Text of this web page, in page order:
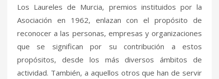
Los Laureles de Murcia, premios instituidos por la
Asociación en 1962, enlazan con el propósito de
reconocer a las personas, empresas y organizaciones
que se significan por su contribución a estos
propósitos, desde los más diversos ámbitos de
actividad. También, a aquellos otros que han de servir